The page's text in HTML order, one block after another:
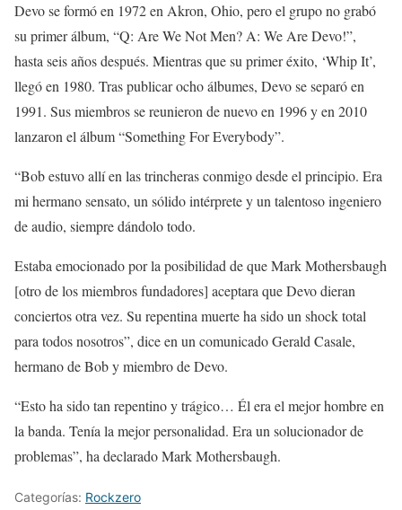
Devo se formó en 1972 en Akron, Ohio, pero el grupo no grabó
su primer álbum, “Q: Are We Not Men? A: We Are Devo!”,
hasta seis años después. Mientras que su primer éxito, ‘Whip It’,
llegó en 1980. Tras publicar ocho álbumes, Devo se separó en
1991. Sus miembros se reunieron de nuevo en 1996 y en 2010
lanzaron el álbum “Something For Everybody”.
“Bob estuvo allí en las trincheras conmigo desde el principio. Era
mi hermano sensato, un sólido intérprete y un talentoso ingeniero
de audio, siempre dándolo todo.
Estaba emocionado por la posibilidad de que Mark Mothersbaugh
[otro de los miembros fundadores] aceptara que Devo dieran
conciertos otra vez. Su repentina muerte ha sido un shock total
para todos nosotros”, dice en un comunicado Gerald Casale,
hermano de Bob y miembro de Devo.
“Esto ha sido tan repentino y trágico… Él era el mejor hombre en
la banda. Tenía la mejor personalidad. Era un solucionador de
problemas”, ha declarado Mark Mothersbaugh.
Categorías: Rockzero